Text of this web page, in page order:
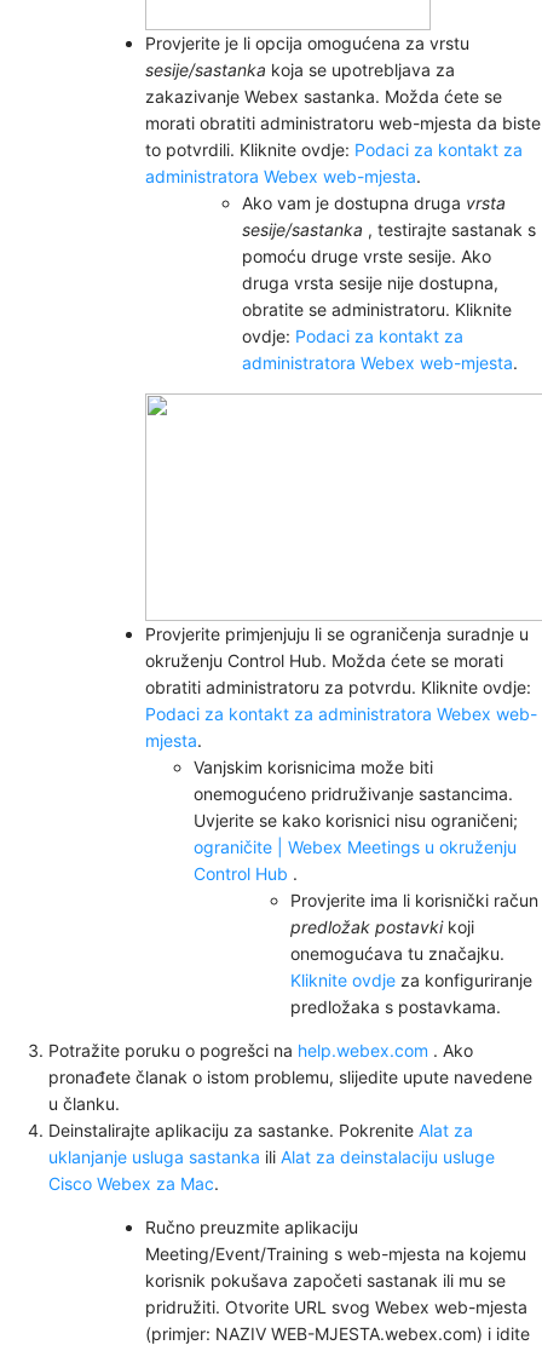
Provjerite je li opcija omogućena za vrstu
sesije/sastanka koja se upotrebljava za
zakazivanje Webex sastanka. Možda ćete se
morati obratiti administratoru web-mjesta da biste
to potvrdili. Kliknite ovdje: Podaci za kontakt za
administratora Webex web-mjesta.
Ako vam je dostupna druga vrsta
sesije/sastanka , testirajte sastanak s
pomoću druge vrste sesije. Ako
druga vrsta sesije nije dostupna,
obratite se administratoru. Kliknite
ovdje: Podaci za kontakt za
administratora Webex web-mjesta.
Provjerite primjenjuju li se ograničenja suradnje u
okruženju Control Hub. Možda ćete se morati
obratiti administratoru za potvrdu. Kliknite ovdje:
Podaci za kontakt za administratora Webex web-
mjesta.
Vanjskim korisnicima može biti
onemogućeno pridruživanje sastancima.
Uvjerite se kako korisnici nisu ograničeni;
ograničite | Webex Meetings u okruženju
Control Hub .
Provjerite ima li korisnički račun
predložak postavkikoji
onemogućava tu značajku.
Kliknite ovdje za konfiguriranje
predložaka s postavkama.
Potražite poruku o pogrešci na help.webex.com . Ako
pronađete članak o istom problemu, slijedite upute navedene
u članku.
Deinstalirajte aplikaciju za sastanke. Pokrenite Alat za
uklanjanje usluga sastanka ili Alat za deinstalaciju usluge
Cisco Webex za Mac.
Ručno preuzmite aplikaciju
Meeting/Event/Training s web-mjesta na kojemu
korisnik pokušava započeti sastanak ili mu se
pridružiti. Otvorite URL svog Webex web-mjesta
(primjer: NAZIV WEB-MJESTA.webex.com) i idite